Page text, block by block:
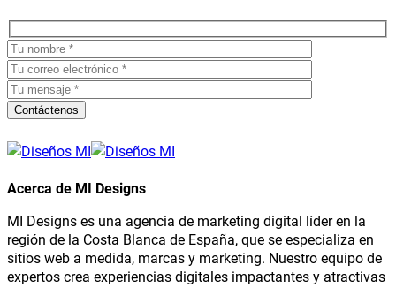
Contáctenos
Acerca de MI Designs
MI Designs es una agencia de marketing digital líder en la
región de la Costa Blanca de España, que se especializa en
sitios web a medida, marcas y marketing. Nuestro equipo de
expertos crea experiencias digitales impactantes y atractivas